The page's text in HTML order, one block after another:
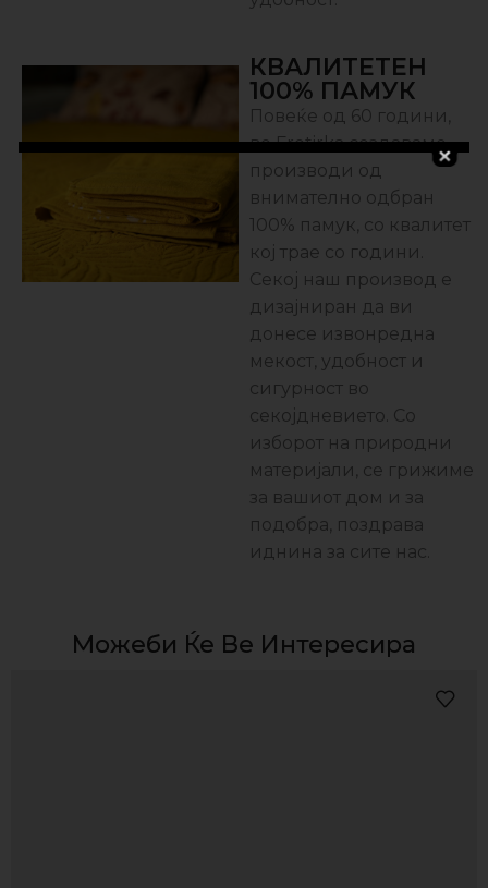
КВАЛИТЕТЕН
100% ПАМУК
Повеќе од 60 години,
во Frotirka создаваме
производи од
внимателно одбран
100% памук, со квалитет
кој трае со години.
Секој наш производ е
дизајниран да ви
донесе извонредна
мекост, удобност и
сигурност во
секојдневието. Со
изборот на природни
материјали, се грижиме
за вашиот дом и за
подобра, поздравa
иднина за сите нас.
Можеби Ќе Ве Интересира